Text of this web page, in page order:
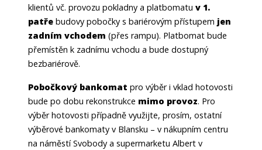
klientů vč. provozu pokladny a platbomatu v 1.
patře budovy pobočky s bariérovým přístupem jen
zadním vchodem (přes rampu). Platbomat bude
přemístěn k zadnímu vchodu a bude dostupný
bezbariérově.
Pobočkový bankomat pro výběr i vklad hotovosti
bude po dobu rekonstrukce mimo provoz. Pro
výběr hotovosti případně využijte, prosím, ostatní
výběrové bankomaty v Blansku – v nákupním centru
na náměstí Svobody a supermarketu Albert v